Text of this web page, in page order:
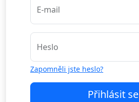
E-mail
Heslo
Zapomněli jste heslo?
Přihlásit se